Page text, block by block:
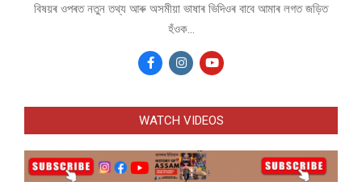
বিষয়ৰ ওপৰত নতুন তথ্য আৰু অসমীয়া ভাষাৰ ভিদিওৰ বাবে আমাৰ লগত জড়িত
হঁওক...
WATCH VIDEOS